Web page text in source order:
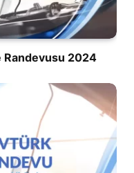
Randevusu 2024